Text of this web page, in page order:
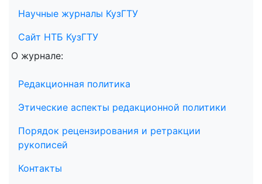
Научные журналы КузГТУ
Сайт НТБ КузГТУ
О журнале:
Редакционная политика
Этические аспекты редакционной политики
Порядок рецензирования и ретракции
рукописей
Контакты